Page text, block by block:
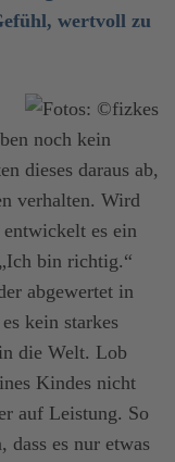
wertvoll zu
noch kein
dieses daraus ab,
verhalten. Wird
es ein
bin richtig.“
abgewertet in
kein starkes
die Welt. Lob
Kindes nicht
auf Leistung. So
dass es nur etwas